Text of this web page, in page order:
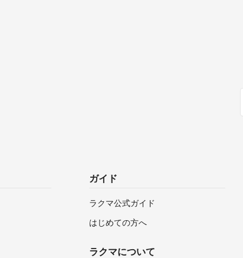
ガイド
ラクマ公式ガイド
はじめての方へ
ラクマについて